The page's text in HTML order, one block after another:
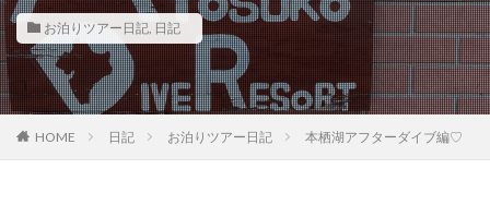
お泊りツアー日記, 日記
HOME 日記 お泊りツアー日記 本栖湖アフターダイブ編♡